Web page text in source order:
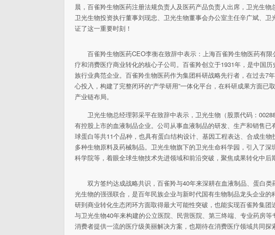
晨，百雀羚生物医药注册法规负责人及医药产品负责人出席，卫光生物
卫光生物投资执行董事刘现忠、卫光生物董事会办公室主任辛广斌、卫
证了这一重要时刻！
百雀羚生物医药CEO李衡在致辞中表示：上海百雀羚生物医药有
疗和消费医疗商业转化的核心子公司。百雀羚创立于1931年，是中国历
族行业典范企业。百雀羚生物医药作为集团科研战略先行者，在过去7
心投入，构建了完整闭环的“产学研用”一体化平台，在科研成果方面已
产业链布局。
卫光生物总经理郭采平在致辞中表示，卫光生物（股票代码：
有控股上市的血液制品企业。公司从事血液制品的研发、生产和销售
球蛋白等共11个品种，也具有蛋白结构设计、基因工程表达、合成生物
多种生物原料及药械制品。卫光生物旗下的卫光生命科学园，引入了
科学院等，着眼全球生物技术先进领域和前沿突破，聚焦成果转化中后
双方签约达成战略共识，百雀羚与40年来深耕在血液制品、蛋白类
光生物的强强联合，是百年民族企业与新时代国有生物制品龙头企业
研到商业转化生态闭环方面取得最大可能性突破，也能实现百雀羚集团
与卫光生物40年来构建的公立医院、民营医院、第三终端、专业药房
消费者提供一流的医疗级美丽解决方案，也期待在消费医疗领域共同探